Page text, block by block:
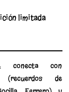
limitada
conecta con
(recuerdos de